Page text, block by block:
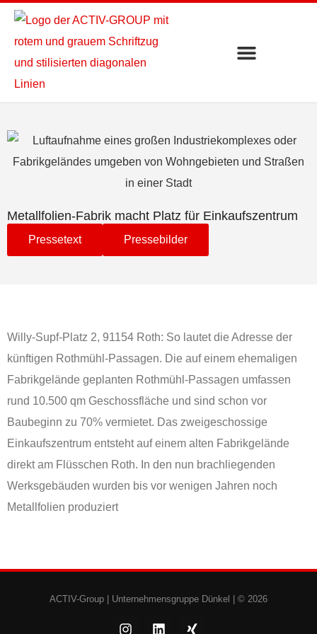
Metallfolien-Fabrik macht Platz für Einkaufszentrum
Pressetext Pressebilder
Willy-Supf-Platz 2, 91154 Roth: So lautet die Adresse der
künftigen Rothmühl-Passagen. Die auf einem ehemaligen
Fabrikgelände geplanten Rothmühl-Passagen umfassen
rund 10.500 qm Geschossfläche und sind schon vor
Baubeginn zu 70% vermietet. Das zweigeschossige
Einkaufszentrum entsteht auf einem alten Fabrikgelände
direkt am Flüsschen Roth. In den nun brachliegenden
Werksgebäuden wurden bis vor wenigen Jahren noch
Metallfolien produziert
ACTIV-Group | Unternehmensgruppe Dünkel | © 2026